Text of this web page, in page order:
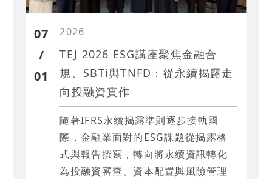
07
/
01
2026
TEJ 2026 ESG講座聚焦金融合
規、SBTi與TNFD：從永續揭露走
向投融資實作
隨著IFRS永續揭露準則逐步接軌國
際，金融業面對的ESG課題從揭露格
式與報告撰寫，轉向將永續資訊轉化
為投融資審查、資本配置與風險管理